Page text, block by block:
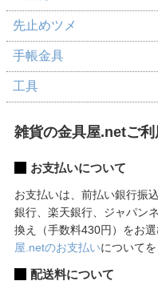
先止めツメ
手帳金具
工具
雑貨の金具屋.netご利
お支払いについて
お支払いは、前払い銀行振
銀行、楽天銀行、ジャパン
換え（手数料430円）をお
屋.netのお支払いについてを
配送料について